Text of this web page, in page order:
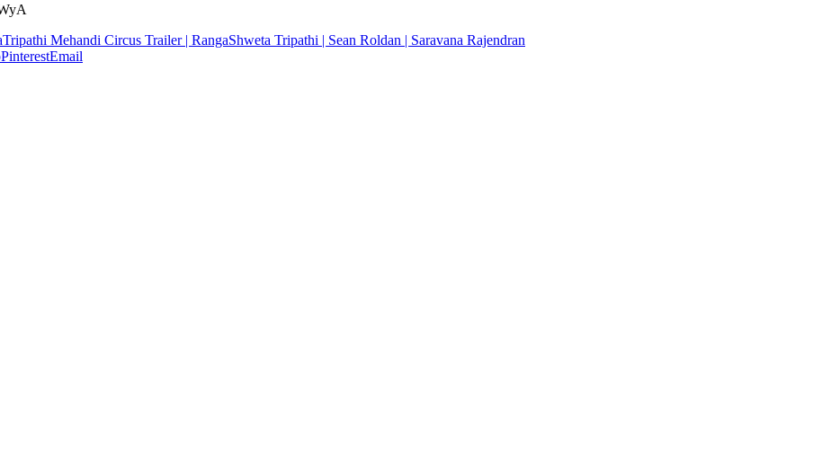
Mehandi Circus Trailer | RangaShweta Tripathi | Sean Roldan | Saravana Rajendran
PinterestEmail